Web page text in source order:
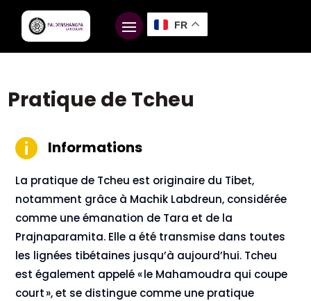
Pratique de Tcheu
 Informations
La pratique de Tcheu est originaire du Tibet,
notamment grâce à Machik Labdreun, considérée
comme une émanation de Tara et de la
Prajnaparamita. Elle a été transmise dans toutes
les lignées tibétaines jusqu’à aujourd’hui. Tcheu
est également appelé « le Mahamoudra qui coupe
court », et se distingue comme une pratique
FR